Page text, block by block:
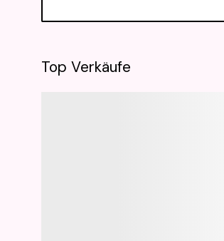
Top Verkäufe